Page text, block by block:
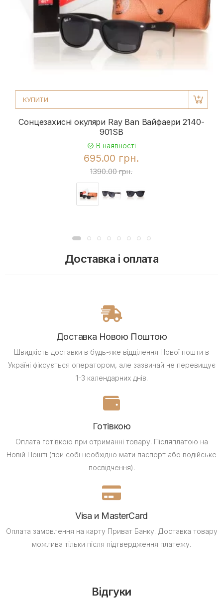
КУПИТИ
Сонцезахисні окуляри Ray Ban Вайфаери 2140-
901SB
В наявності
695.00 грн.
1390.00 грн.
Доставка і оплата
Доставка Новою Поштою
Швидкість доставки в будь-яке відділення Нової пошти в
Україні фіксується оператором, але зазвичай не перевищує
1-3 календарних днів.
Готівкою
Оплата готівкою при отриманні товару. Післяплатою на
Новій Пошті (при собі необхідно мати паспорт або водійське
посвідчення).
Visa и MasterCard
Оплата замовлення на карту Приват Банку. Доставка товару
можлива тільки після підтвердження платежу.
Відгуки